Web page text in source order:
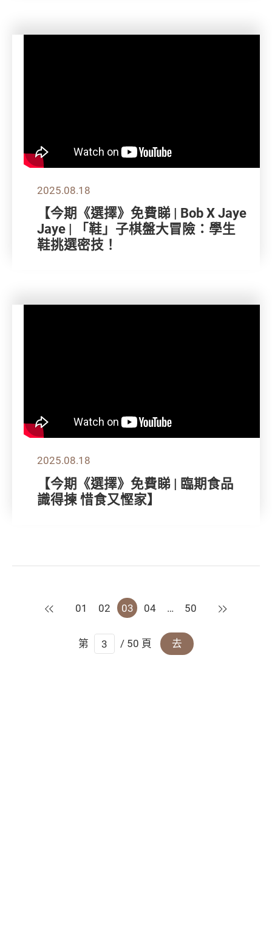
2025.08.18
【今期《選擇》免費睇 | Bob X Jaye
Jaye | 「鞋」子棋盤大冒險：學生
鞋挑選密技！
2025.08.18
【今期《選擇》免費睇 | 臨期食品
識得揀 惜食又慳家】
上一頁
01 02 03 04 … 50 下一頁
第 / 50 頁 去